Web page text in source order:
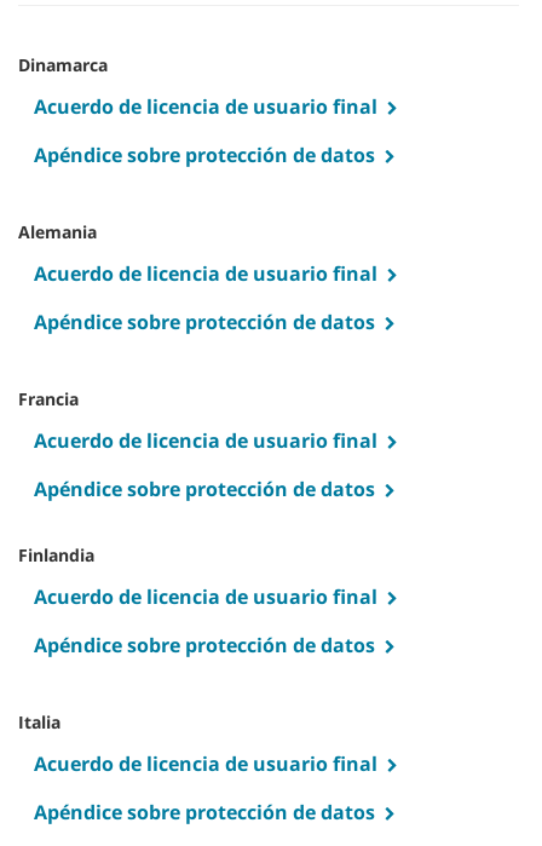
Dinamarca
Acuerdo de licencia de usuario final
Apéndice sobre protección de datos
Alemania
Acuerdo de licencia de usuario final
Apéndice sobre protección de datos
Francia
Acuerdo de licencia de usuario final
Apéndice sobre protección de datos
Finlandia
Acuerdo de licencia de usuario final
Apéndice sobre protección de datos
Italia
Acuerdo de licencia de usuario final
Apéndice sobre protección de datos